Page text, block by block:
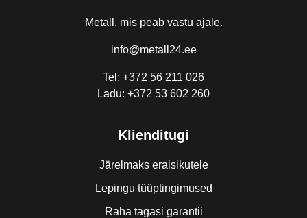
Metall, mis peab vastu ajale.
info@metall24.ee
Tel: +372 56 211 026
Ladu: +372 53 602 260
Klienditugi
Järelmaks eraisikutele
Lepingu tüüptingimused
Raha tagasi garantii